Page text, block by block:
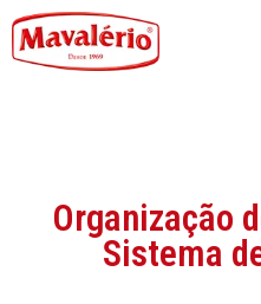
Organização
Sistema